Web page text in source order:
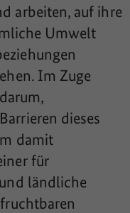
arbeiten, auf ihre
Umwelt
Im Zuge
dieses
damit
für
ländliche